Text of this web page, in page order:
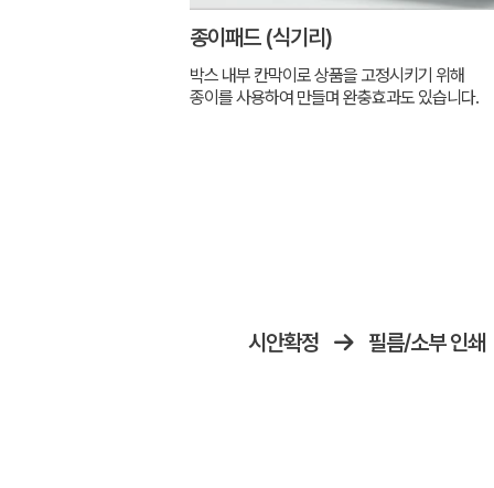
종이패드 (식기리)
박스 내부 칸막이로 상품을 고정시키기 위해
종이를 사용하여 만들며 완충효과도 있습니다.
시안확정 필름/소부 인쇄